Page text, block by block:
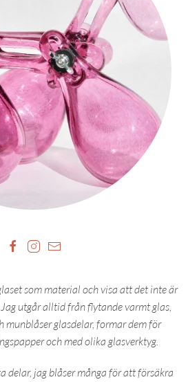
som material och visa att det inte är
utgår alltid från flytande varmt glas,
munblåser glasdelar, formar dem för
och med olika glasverktyg.
delar, jag blåser många för att försäkra